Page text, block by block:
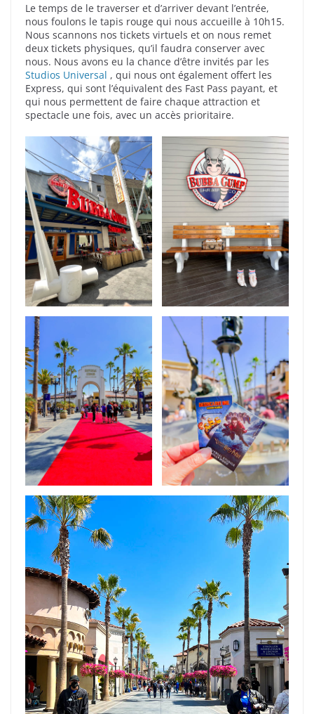
Le temps de le traverser et d’arriver devant l’entrée,
nous foulons le tapis rouge qui nous accueille à 10h15.
Nous scannons nos tickets virtuels et on nous remet
deux tickets physiques, qu’il faudra conserver avec
nous. Nous avons eu la chance d’être invités par les
Studios Universal , qui nous ont également offert les
Express, qui sont l’équivalent des Fast Pass payant, et
qui nous permettent de faire chaque attraction et
spectacle une fois, avec un accès prioritaire.